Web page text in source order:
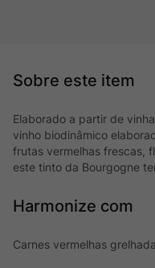
Elaborado a partir de
vinho biodinâmico
frutas vermelhas frescas,
este tinto da Bourgogne
Harmonize com
Carnes vermelhas